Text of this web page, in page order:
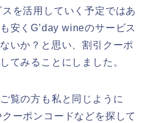
を活用していく予定ではあ
安くG’day wineのサービス
いか？と思い、割引クーポ
てみることにしました。
覧の方も私と同じように
ーポンコードなどを探して